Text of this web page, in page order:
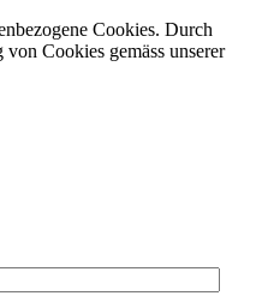
Cookies. Durch
Cookies gemäss unserer